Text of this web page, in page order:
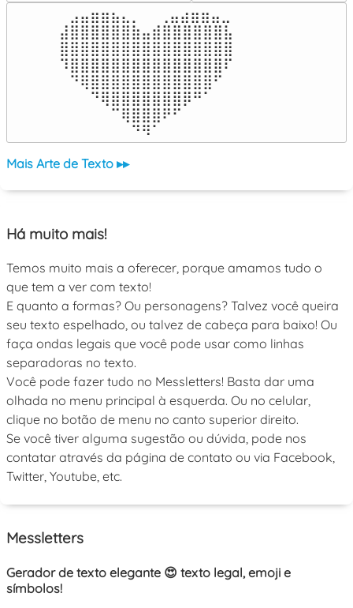
⠀⣠⣤⣶⣶⣦⣄⡀  ⠀⢀⣤⣴⣶⣶⣤⣀⠀
⣼⣿⣿⣿⣿⣿⣿⣷⣤⣾⣿⣿⣿⣿⣿⣿⣧
⣿⣿⣿⣿⣿⣿⣿⣿⣿⣿⣿⣿⣿⣿⣿⣿⣿
⠹⣿⣿⣿⣿⣿⣿⣿⣿⣿⣿⣿⣿⣿⣿⣿⠏
⠀⠙⢿⣿⣿⣿⣿⣿⣿⣿⣿⣿⣿⣿⣿⠋⠀
⠀⠀⠀⠙⢿⣿⣿⣿⣿⣿⣿⣿⡿⠛⠁⠀⠀
⠀⠀⠀⠀⠀⠉⢿⣿⣿⣿⠟⠋⠀⠀⠀⠀⠀
⠀⠀⠀⠀⠀⠀⠀⠙⠻⠁⠀⠀⠀⠀⠀⠀⠀⠀⠀⠀⠀⠀⠀
Mais Arte de Texto ▸▸
Há muito mais!
Temos muito mais a oferecer, porque amamos tudo o
que tem a ver com texto!
E quanto a formas? Ou personagens? Talvez você queira
seu texto espelhado, ou talvez de cabeça para baixo! Ou
faça ondas legais que você pode usar como linhas
separadoras no texto.
Você pode fazer tudo no Messletters! Basta dar uma
olhada no menu principal à esquerda. Ou no celular,
clique no botão de menu no canto superior direito.
Se você tiver alguma sugestão ou dúvida, pode nos
contatar através da página de contato ou via Facebook,
Twitter, Youtube, etc.
Messletters
Gerador de texto elegante 😍 texto legal, emoji e
símbolos!